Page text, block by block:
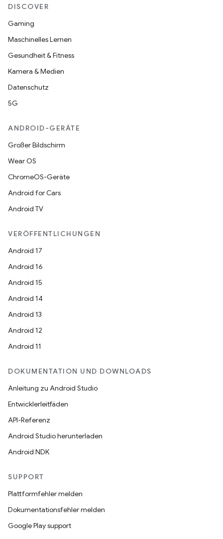
DISCOVER
Gaming
Maschinelles Lernen
Gesundheit & Fitness
Kamera & Medien
Datenschutz
5G
ANDROID-GERÄTE
Großer Bildschirm
Wear OS
ChromeOS-Geräte
Android for Cars
Android TV
VERÖFFENTLICHUNGEN
Android 17
Android 16
Android 15
Android 14
Android 13
Android 12
Android 11
DOKUMENTATION UND DOWNLOADS
Anleitung zu Android Studio
Entwicklerleitfäden
API-Referenz
Android Studio herunterladen
Android NDK
SUPPORT
Plattformfehler melden
Dokumentationsfehler melden
Google Play support